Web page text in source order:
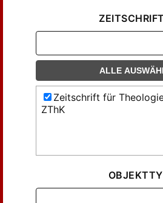
ALLE
Zeitschrift für
ZThK